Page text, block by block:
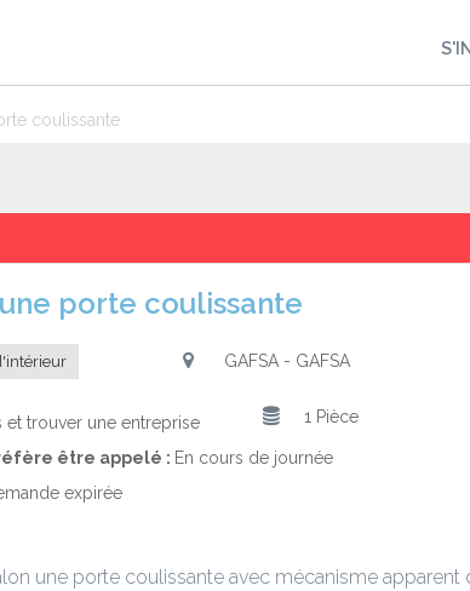
coulissante
porte coulissante
GAFSA - GAFSA
et trouver une entreprise 1 Pièce
être appelé : En cours de journée
expirée
une porte coulissante avec mécanisme apparent